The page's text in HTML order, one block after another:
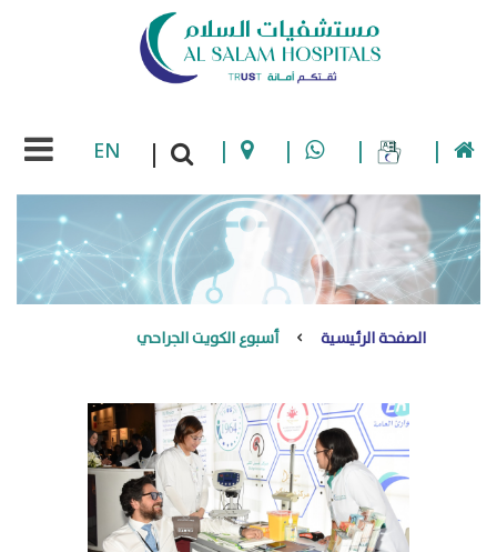
|
|
|
|
|
EN
الصفحة الرئيسية أسبوع الكويت الجراحي